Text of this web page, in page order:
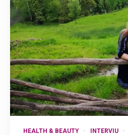
HEALTH & BEAUTY INTERVIU